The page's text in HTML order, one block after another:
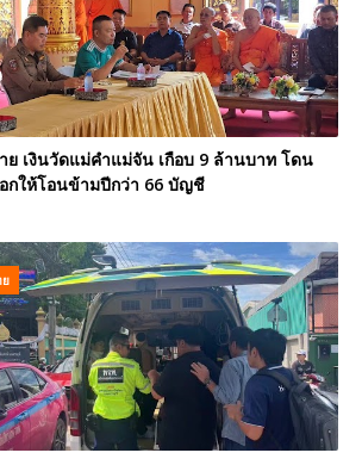
เงินวัดแม่คำแม่จัน เกือบ 9 ล้านบาท โดน
กให้โอนข้ามปีกว่า 66 บัญชี